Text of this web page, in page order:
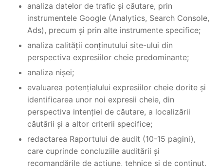
analiza datelor de trafic și căutare, prin
instrumentele Google (Analytics, Search Console,
Ads), precum și prin alte instrumente specifice;
analiza calității conținutului site-ului din
perspectiva expresiilor cheie predominante;
analiza nișei;
evaluarea potențialului expresiilor cheie dorite și
identificarea unor noi expresii cheie, din
perspectiva intenției de căutare, a localizării
căutării și a altor criterii specifice;
redactarea Raportului de audit (10-15 pagini),
care cuprinde concluziile auditării și
recomandările de acțiune, tehnice și de conținut,